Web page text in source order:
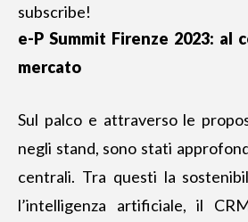
subscribe!
e-P Summit Firenze 2023: al
mercato
Sul palco e attraverso le
negli stand, sono stati
centrali. Tra questi la
l’intelligenza artificiale, il